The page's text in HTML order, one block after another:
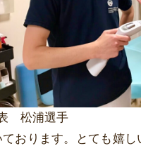
松浦選手
おります。とても嬉し